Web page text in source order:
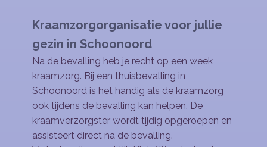
Kraamzorgorganisatie voor jullie
gezin in Schoonoord
Na de bevalling heb je recht op een week
kraamzorg. Bij een thuisbevalling in
Schoonoord is het handig als de kraamzorg
ook tijdens de bevalling kan helpen. De
kraamverzorgster wordt tijdig opgeroepen en
assisteert direct na de bevalling.